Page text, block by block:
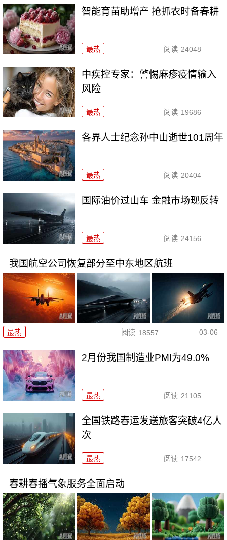
智能育苗助增产 抢抓农时备春耕
最热 阅读 24048
中疾控专家：警惕麻疹疫情输入
风险
最热 阅读 19686
各界人士纪念孙中山逝世101周年
最热 阅读 20404
国际油价过山车 金融市场现反转
最热 阅读 24156
我国航空公司恢复部分至中东地区航班
最热 阅读 18557 03-06
2月份我国制造业PMI为49.0%
最热 阅读 21105
全国铁路春运发送旅客突破4亿人
次
最热 阅读 17542
春耕春播气象服务全面启动